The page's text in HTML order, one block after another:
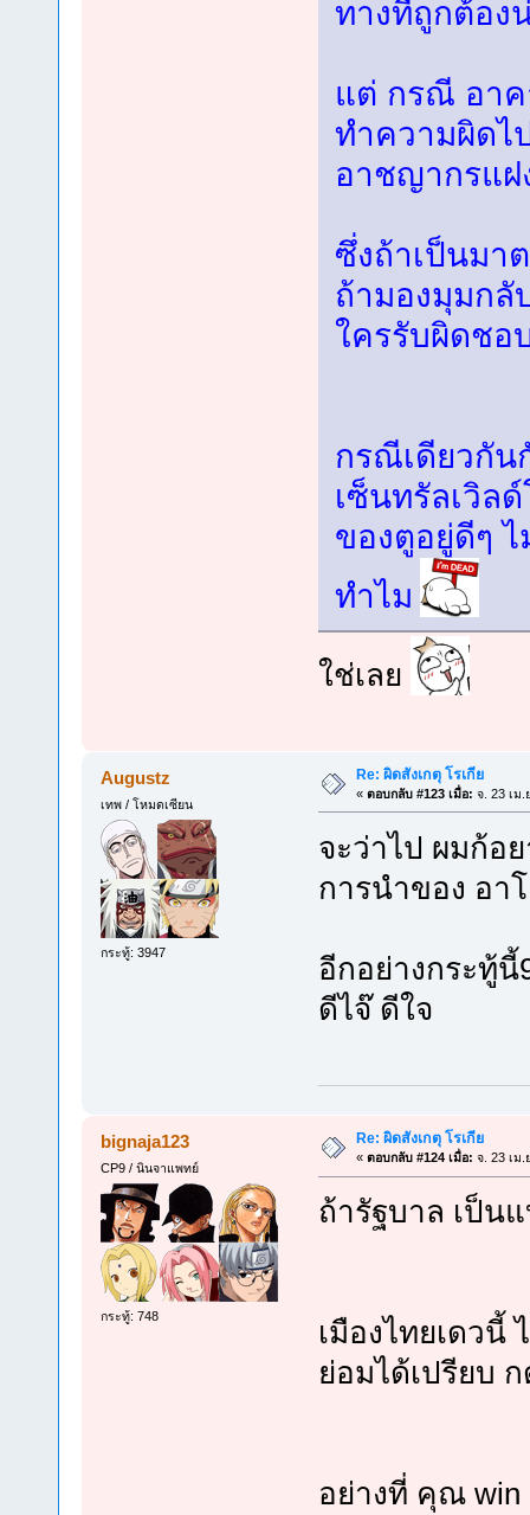
ทางที่ถูกต้อง
แต่ กรณี อาค
ทำความผิดไ
อาชญากรแฝ
ซึ่งถ้าเป็นมา
ถ้ามองมุมกลั
ใครรับผิดชอ
กรณีเดียวกัน
เซ็นทรัลเวิล
ของตูอยู่ดีๆ ไ
ทำไม
ใช่เลย
Augustz
เทพ / โหมดเซียน
กระทู้: 3947
Re: ผิดสังเกตุ โรเกีย
« ตอบกลับ #123 เมื่อ: จ. 23 เม.
จะว่าไป ผมก้อ
การนำของ อา
อีกอย่างกระทู้
ดีไจ๊ ดีใจ
bignaja123
CP9 / นินจาแพทย์
กระทู้: 748
Re: ผิดสังเกตุ โรเกีย
« ตอบกลับ #124 เมื่อ: จ. 23 เม.
ถ้ารัฐบาล เป็น
เมืองไทยเดว
ย่อมได้เปรียบ
อย่างที่ คุณ win